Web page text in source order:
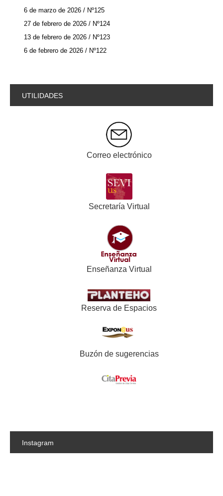
6 de marzo de 2026 / Nº125
27 de febrero de 2026 / Nº124
13 de febrero de 2026 / Nº123
6 de febrero de 2026 / Nº122
UTILIDADES
Correo electrónico
Secretaría Virtual
Enseñanza Virtual
Reserva de Espacios
Buzón de sugerencias
Instagram